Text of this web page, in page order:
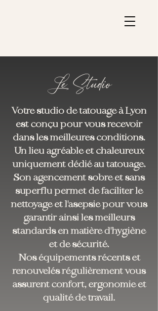
Le Studio
Votre studio de tatouage à Lyon
est conçu pour vous recevoir
dans les meilleures conditions.
Un lieu agréable et chaleureux
uniquement dédié au tatouage.
Son agencement sobre et sans
superflu permet de faciliter le
nettoyage et l'asepsie pour vous
garantir ainsi les meilleurs
standards en matière d'hygiène
et de sécurité.
Nos équipements récents et
renouvelés régulièrement vous
assurent confort, ergonomie et
qualité de travail.